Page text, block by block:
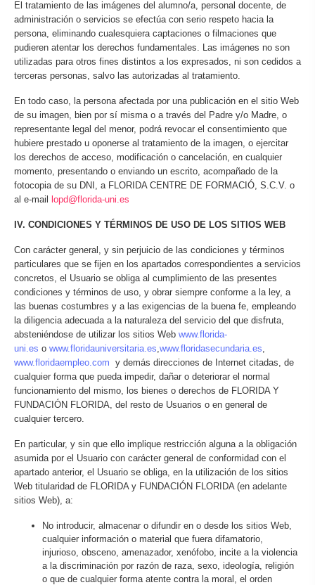
El tratamiento de las imágenes del alumno/a, personal docente, de
administración o servicios se efectúa con serio respeto hacia la
persona, eliminando cualesquiera captaciones o filmaciones que
pudieren atentar los derechos fundamentales. Las imágenes no son
utilizadas para otros fines distintos a los expresados, ni son cedidos a
terceras personas, salvo las autorizadas al tratamiento.
En todo caso, la persona afectada por una publicación en el sitio Web
de su imagen, bien por sí misma o a través del Padre y/o Madre, o
representante legal del menor, podrá revocar el consentimiento que
hubiere prestado u oponerse al tratamiento de la imagen, o ejercitar
los derechos de acceso, modificación o cancelación, en cualquier
momento, presentando o enviando un escrito, acompañado de la
fotocopia de su DNI, a FLORIDA CENTRE DE FORMACIÓ, S.C.V. o
al e-mail
lopd@florida-uni.es
IV. CONDICIONES Y TÉRMINOS DE USO DE LOS SITIOS WEB
Con carácter general, y sin perjuicio de las condiciones y términos
particulares que se fijen en los apartados correspondientes a servicios
concretos, el Usuario se obliga al cumplimiento de las presentes
condiciones y términos de uso, y obrar siempre conforme a la ley, a
las buenas costumbres y a las exigencias de la buena fe, empleando
la diligencia adecuada a la naturaleza del servicio del que disfruta,
absteniéndose de utilizar los sitios Web www.florida-
uni.es o www.floridauniversitaria.es,www.floridasecundaria.es,
www.floridaempleo.com y demás direcciones de Internet citadas, de
cualquier forma que pueda impedir, dañar o deteriorar el normal
funcionamiento del mismo, los bienes o derechos de FLORIDA Y
FUNDACIÓN FLORIDA, del resto de Usuarios o en general de
cualquier tercero.
En particular, y sin que ello implique restricción alguna a la obligación
asumida por el Usuario con carácter general de conformidad con el
apartado anterior, el Usuario se obliga, en la utilización de los sitios
Web titularidad de FLORIDA y FUNDACIÓN FLORIDA (en adelante
sitios Web), a:
No introducir, almacenar o difundir en o desde los sitios Web,
cualquier información o material que fuera difamatorio,
injurioso, obsceno, amenazador, xenófobo, incite a la violencia
a la discriminación por razón de raza, sexo, ideología, religión
o que de cualquier forma atente contra la moral, el orden